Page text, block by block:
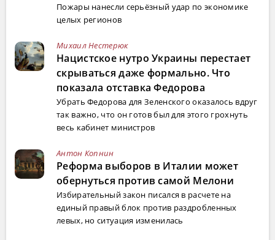
Пожары нанесли серьёзный удар по экономике
целых регионов
Михаил Нестерюк
Нацистское нутро Украины перестает
скрываться даже формально. Что
показала отставка Федорова
Убрать Федорова для Зеленского оказалось вдруг
так важно, что он готов был для этого грохнуть
весь кабинет министров
Антон Копнин
Реформа выборов в Италии может
обернуться против самой Мелони
Избирательный закон писался в расчете на
единый правый блок против раздробленных
левых, но ситуация изменилась